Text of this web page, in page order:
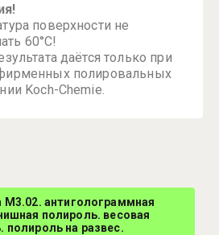
поверхности не
60°С!
даётся только при
полировальных
Koch-Chemie.
М3.02. антиголограммная
полироль. весовая
полироль на развес.